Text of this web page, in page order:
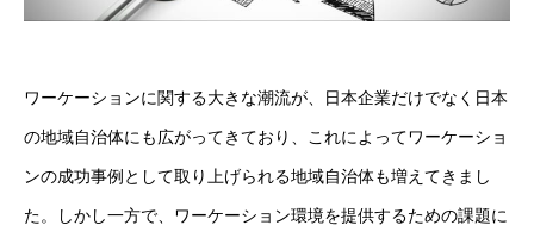
ワーケーションに関する大きな潮流が、日本企業だけでなく日本
の地域自治体にも広がってきており、これによってワーケーショ
ンの成功事例として取り上げられる地域自治体も増えてきまし
た。しかし一方で、ワーケーション環境を提供するための課題に